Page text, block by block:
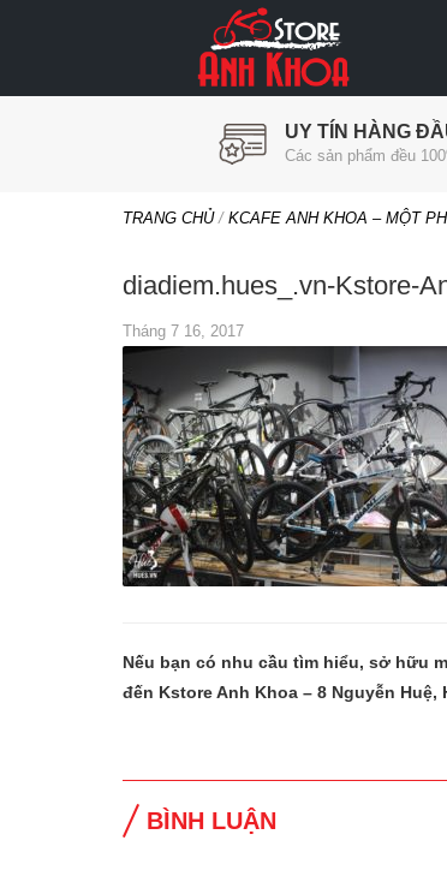
UY TÍN HÀNG
Các sản phẩm đều
TRANG CHỦ/ KCAFE ANH KHOA – MỘT
diadiem.hues_.vn-Kstore-
Tháng 7 16, 2017
Nếu bạn có nhu cầu tìm hiểu, sở hữu
đến Kstore Anh Khoa – 8 Nguyễn Huệ,
BÌNH LUẬN